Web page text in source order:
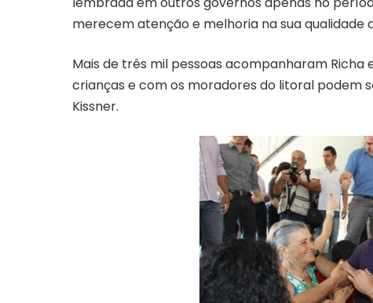
merecem atenção e melhoria na sua qualidade
Mais de três mil pessoas acompanharam
crianças e com os moradores do litoral podem
Kissner.